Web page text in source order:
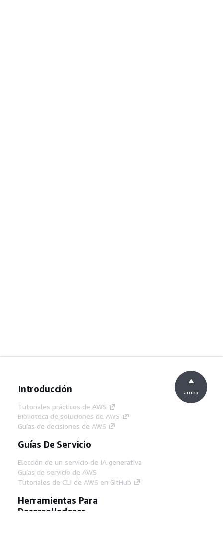
Introducción
Tutoriales prácticos de AWS
Biblioteca de soluciones de AWS
Guías de decisiones de AWS
Guías De Servicio
Elección de un servicio de IA generativa
Guías de servicio de AWS
Tutoriales de CLI de AWS en GitHub
Herramientas Para
Desarrolladores
arriba